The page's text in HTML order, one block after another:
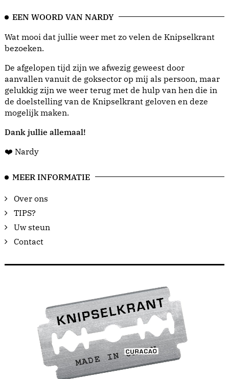
EEN WOORD VAN NARDY
Wat mooi dat jullie weer met zo velen de Knipselkrant
bezoeken.
De afgelopen tijd zijn we afwezig geweest door
aanvallen vanuit de goksector op mij als persoon, maar
gelukkig zijn we weer terug met de hulp van hen die in
de doelstelling van de Knipselkrant geloven en deze
mogelijk maken.
Dank jullie allemaal!
❤️ Nardy
MEER INFORMATIE
Over ons
TIPS?
Uw steun
Contact